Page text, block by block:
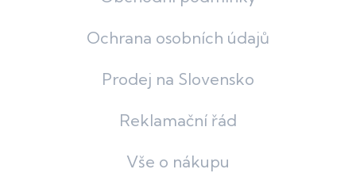
Ochrana osobních údajů
Prodej na Slovensko
Reklamační řád
Vše o nákupu